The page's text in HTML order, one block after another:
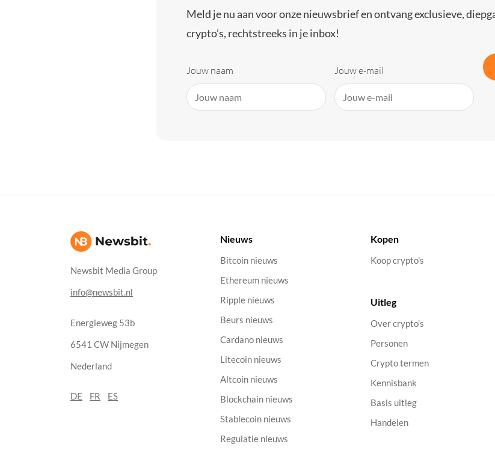
Meld je nu aan voor onze nieuwsbrief en ontvang exclusieve,
crypto’s, rechtstreeks in je inbox!
Jouw naam Jouw e-mail
Newsbit Media Group
info@newsbit.nl
Energieweg 53b
6541 CW Nijmegen
Nederland
DE FR ES
Nieuws
Bitcoin nieuws
Ethereum nieuws
Ripple nieuws
Beurs nieuws
Cardano nieuws
Litecoin nieuws
Altcoin nieuws
Blockchain nieuws
Stablecoin nieuws
Regulatie nieuws
Kopen
Koop crypto’s
Uitleg
Over crypto’s
Personen
Crypto termen
Kennisbank
Basis uitleg
Handelen